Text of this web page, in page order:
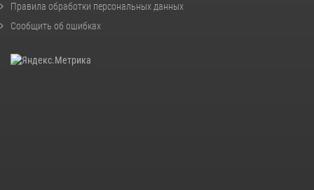
Правила обработки персональных данных
Сообщить об ошибках